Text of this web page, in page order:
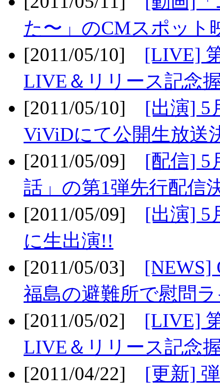
た〜」のCMスポット
[2011/05/10] [LIVE]
LIVE＆リリース記念
[2011/05/10] [出演] 5
ViViDにて公開生放送
[2011/05/09] [配信] 5
話」の第1弾先行配信
[2011/05/09] [出演] 5
に生出演!!
[2011/05/03] [NEWS]
福島の避難所で慰問
[2011/05/02] [LIVE]
LIVE＆リリース記念
[2011/04/22] [更新]